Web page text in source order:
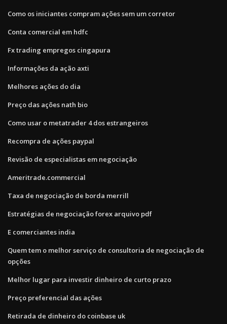
Como os iniciantes compram ações sem um corretor
Conta comercial em hdfc
Fx trading empregos cingapura
Informações da ação axti
Melhores ações do dia
Preço das ações nath bio
Como usar o metatrader 4 dos estrangeiros
Recompra de ações paypal
Revisão de especialistas em negociação
Ameritrade.commercial
Taxa de negociação de borda merrill
Estratégias de negociação forex arquivo pdf
E comerciantes india
Quem tem o melhor serviço de consultoria de negociação de
opções
Melhor lugar para investir dinheiro de curto prazo
Preço preferencial das ações
Retirada de dinheiro do coinbase uk